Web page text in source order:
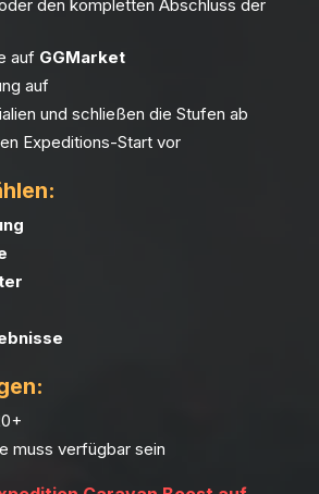
den kompletten Abschluss der
auf GGMarket
auf
und schließen die Stufen ab
Expeditions-Start vor
muss verfügbar sein